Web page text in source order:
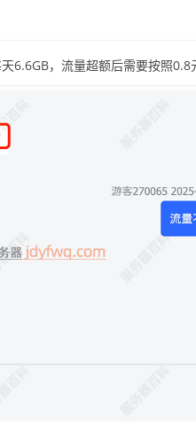
6.6GB，流量超额后需要按照0.8